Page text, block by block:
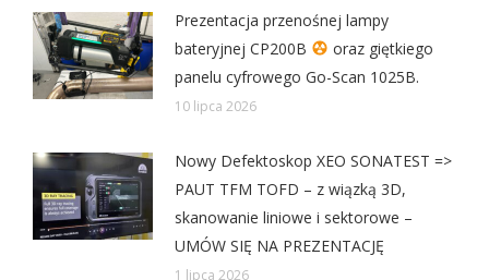
Prezentacja przenośnej lampy
bateryjnej CP200B
oraz giętkiego
panelu cyfrowego Go-Scan 1025B.
10 lipca 2026
Nowy Defektoskop XEO SONATEST =>
PAUT TFM TOFD – z wiązką 3D,
skanowanie liniowe i sektorowe –
UMÓW SIĘ NA PREZENTACJĘ
1 lipca 2026